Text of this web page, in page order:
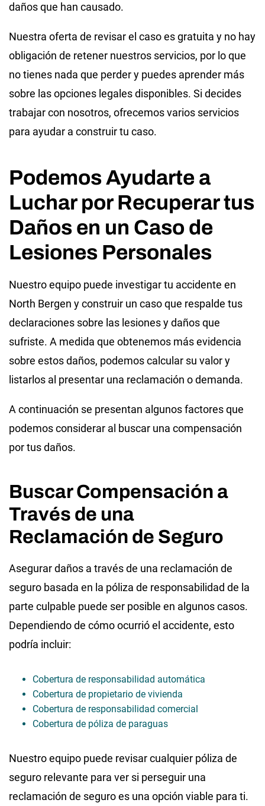
daños que han causado.
Nuestra oferta de revisar el caso es gratuita y no hay
obligación de retener nuestros servicios, por lo que
no tienes nada que perder y puedes aprender más
sobre las opciones legales disponibles. Si decides
trabajar con nosotros, ofrecemos varios servicios
para ayudar a construir tu caso.
Podemos Ayudarte a
Luchar por Recuperar tus
Daños en un Caso de
Lesiones Personales
Nuestro equipo puede investigar tu accidente en
North Bergen y construir un caso que respalde tus
declaraciones sobre las lesiones y daños que
sufriste. A medida que obtenemos más evidencia
sobre estos daños, podemos calcular su valor y
listarlos al presentar una reclamación o demanda.
A continuación se presentan algunos factores que
podemos considerar al buscar una compensación
por tus daños.
Buscar Compensación a
Través de una
Reclamación de Seguro
Asegurar daños a través de una reclamación de
seguro basada en la póliza de responsabilidad de la
parte culpable puede ser posible en algunos casos.
Dependiendo de cómo ocurrió el accidente, esto
podría incluir:
Cobertura de responsabilidad automática
Cobertura de propietario de vivienda
Cobertura de responsabilidad comercial
Cobertura de póliza de paraguas
Nuestro equipo puede revisar cualquier póliza de
seguro relevante para ver si perseguir una
reclamación de seguro es una opción viable para ti.